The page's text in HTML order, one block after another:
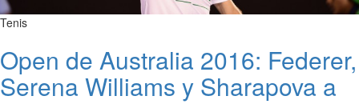
Tenis
Open de Australia 2016: Federer,
Serena Williams y Sharapova a